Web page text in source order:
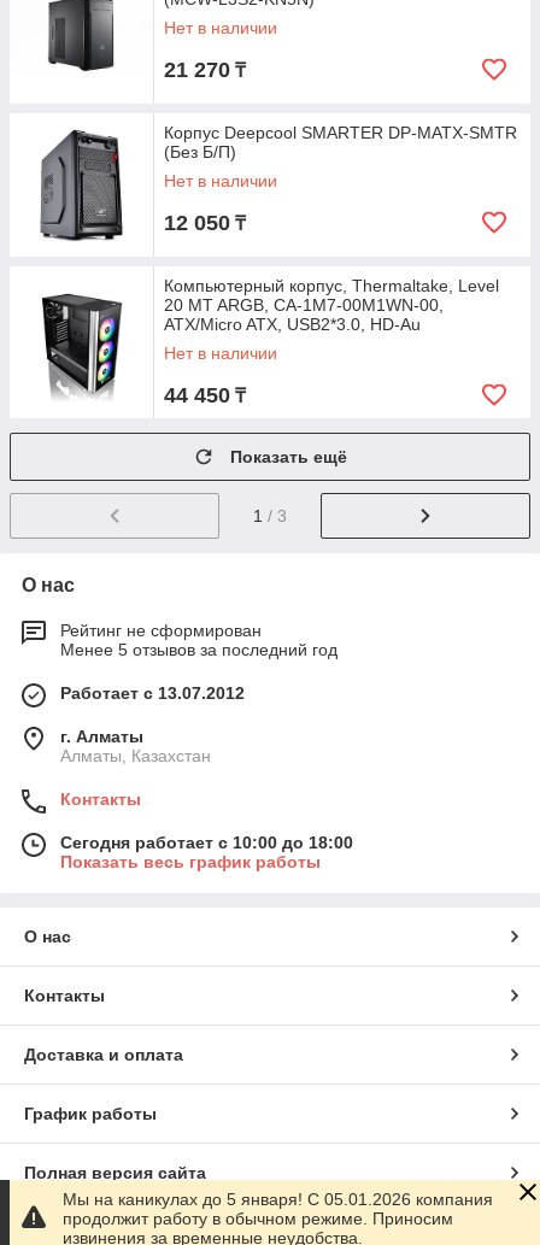
Нет в наличии
21 270 ₸
Корпус Deepcool SMARTER DP-MATX-SMTR
(Без Б/П)
Нет в наличии
12 050 ₸
Компьютерный корпус, Thermaltake, Level
20 MT ARGB, CA-1M7-00M1WN-00,
ATX/Micro ATX, USB2*3.0, HD-Au
Нет в наличии
44 450 ₸
Показать ещё
1 / 3
О нас
Рейтинг не сформирован
Менее 5 отзывов за последний год
Работает с 13.07.2012
г. Алматы
Алматы, Казахстан
Контакты
Сегодня работает с 10:00 до 18:00
Показать весь график работы
О нас
Контакты
Доставка и оплата
График работы
Полная версия сайта
Сайт создан на маркетплейсеSatu.kz
Мы на каникулах до 5 января! С 05.01.2026 компания
продолжит работу в обычном режиме. Приносим
извинения за временные неудобства.